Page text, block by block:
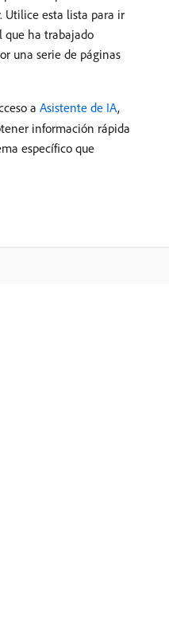
Utilice esta lista para ir
que ha trabajado
una serie de páginas
a Asistente de IA,
información rápida
específico que